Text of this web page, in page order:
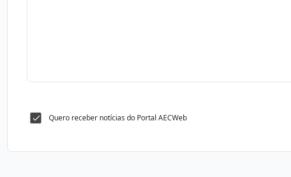
Quero receber notícias do Portal AECWeb